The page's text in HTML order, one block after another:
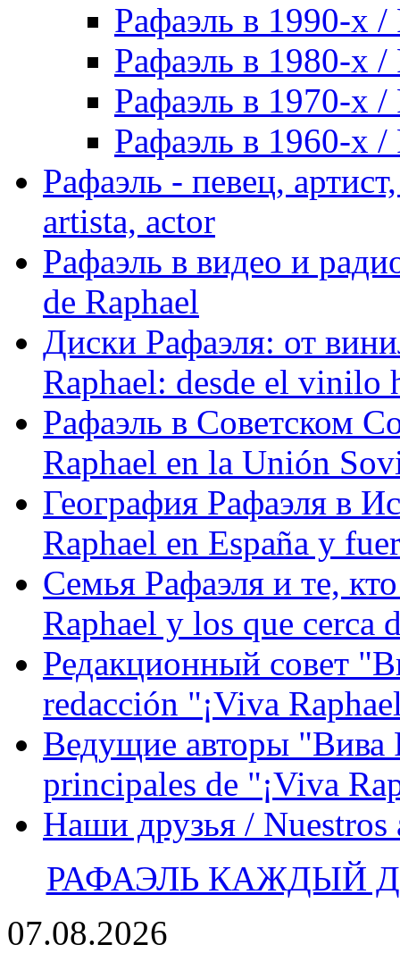
Рафаэль в 1990-х /
Рафаэль в 1980-х /
Рафаэль в 1970-х /
Рафаэль в 1960-х /
Рафаэль - певец,
artista, actor
Рафаэль в видео и
de Raphael
Диски Рафаэля: от
Raphael: desde el vinilo
Рафаэль в Советском
Raphael en la Unión
География Рафаэля в
Raphael en España y
Семья Рафаэля и те,
Raphael y los que cerca
Редакционный совет
redacción "¡Viva
Ведущие авторы "Вива
principales de "¡Viva
Наши друзья / Nuestros
РАФАЭЛЬ КАЖДЫЙ
07.08.2026